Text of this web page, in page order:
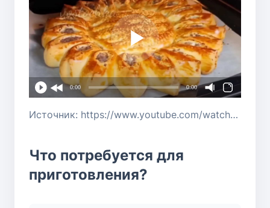
0:00 0:00
Источник: https://www.youtube.com/watch?v=xa0A0avGW80
Что потребуется для
приготовления?